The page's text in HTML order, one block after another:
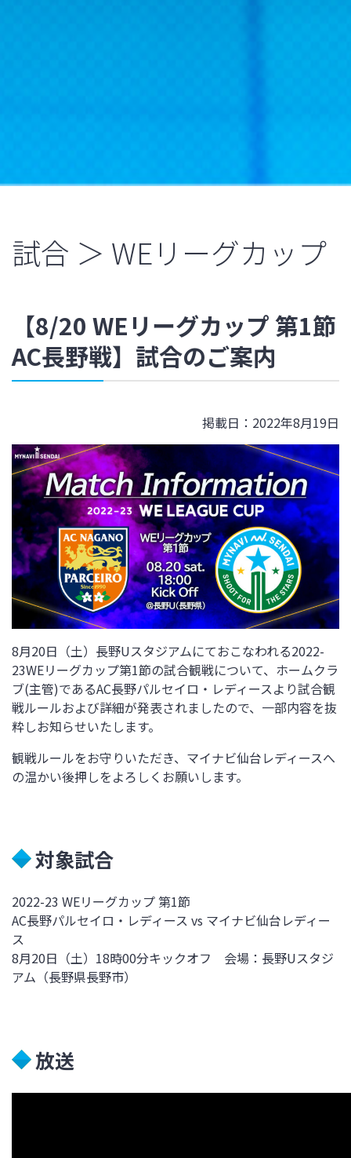
試合 ＞ WEリーグカップ
【8/20 WEリーグカップ 第1節
AC長野戦】試合のご案内
掲載日：2022年8月19日
8月20日（土）長野Uスタジアムにておこなわれる2022-
23WEリーグカップ第1節の試合観戦について、ホームクラ
ブ(主管)であるAC長野パルセイロ・レディースより試合観
戦ルールおよび詳細が発表されましたので、一部内容を抜
粋しお知らせいたします。
観戦ルールをお守りいただき、マイナビ仙台レディースへ
の温かい後押しをよろしくお願いします。
対象試合
2022-23 WEリーグカップ 第1節
AC長野パルセイロ・レディース vs マイナビ仙台レディー
ス
8月20日（土）18時00分キックオフ 会場：長野Uスタジ
アム（長野県長野市）
放送